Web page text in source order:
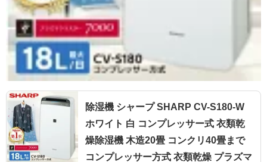
除湿機 シャープ SHARP CV-S180-W
ホワイト 白 コンプレッサー式 衣類乾
燥除湿機 木造20畳 コンクリ40畳まで
コンプレッサー方式 衣類乾燥 プラズマ